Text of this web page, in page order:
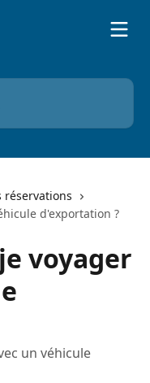
réservations
d'exportation ?
voyager
un véhicule